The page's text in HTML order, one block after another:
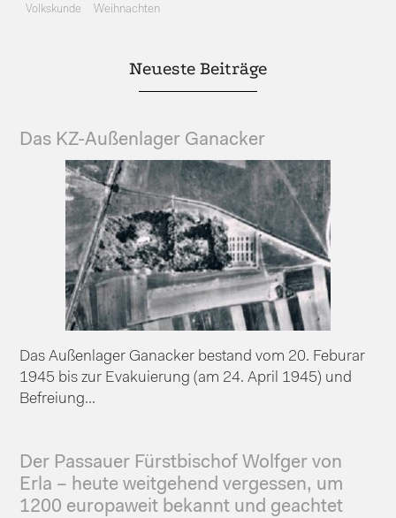
Volkskunde Weihnachten
Neueste Beiträge
Das KZ-Außenlager Ganacker
Das Außenlager Ganacker bestand vom 20. Feburar
1945 bis zur Evakuierung (am 24. April 1945) und
Befreiung...
Der Passauer Fürstbischof Wolfger von
Erla – heute weitgehend vergessen, um
1200 europaweit bekannt und geachtet